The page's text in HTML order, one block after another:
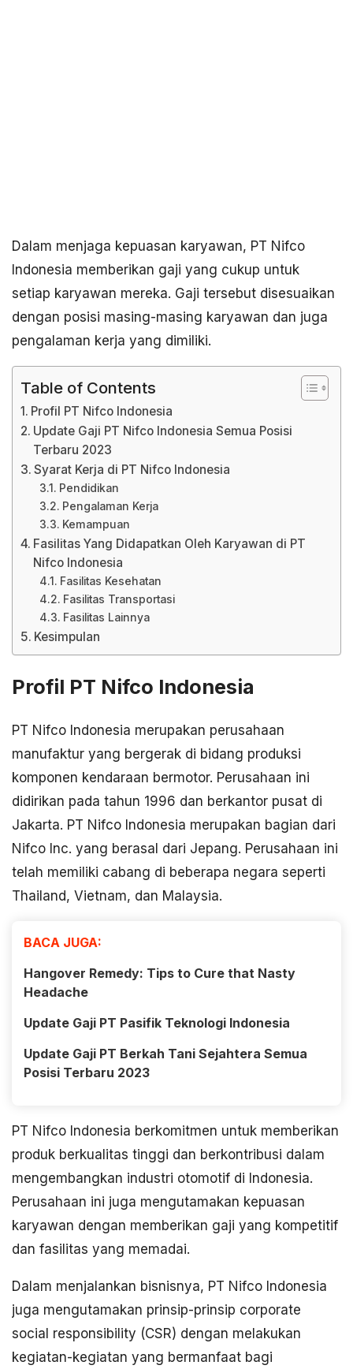
Dalam menjaga kepuasan karyawan, PT Nifco
Indonesia memberikan gaji yang cukup untuk
setiap karyawan mereka. Gaji tersebut disesuaikan
dengan posisi masing-masing karyawan dan juga
pengalaman kerja yang dimiliki.
Table of Contents
Profil PT Nifco Indonesia
Update Gaji PT Nifco Indonesia Semua Posisi
Terbaru 2023
Syarat Kerja di PT Nifco Indonesia
Pendidikan
Pengalaman Kerja
Kemampuan
Fasilitas Yang Didapatkan Oleh Karyawan di PT
Nifco Indonesia
Fasilitas Kesehatan
Fasilitas Transportasi
Fasilitas Lainnya
Kesimpulan
Profil PT Nifco Indonesia
PT Nifco Indonesia merupakan perusahaan
manufaktur yang bergerak di bidang produksi
komponen kendaraan bermotor. Perusahaan ini
didirikan pada tahun 1996 dan berkantor pusat di
Jakarta. PT Nifco Indonesia merupakan bagian dari
Nifco Inc. yang berasal dari Jepang. Perusahaan ini
telah memiliki cabang di beberapa negara seperti
Thailand, Vietnam, dan Malaysia.
BACA JUGA:
Hangover Remedy: Tips to Cure that Nasty
Headache
Update Gaji PT Pasifik Teknologi Indonesia
Update Gaji PT Berkah Tani Sejahtera Semua
Posisi Terbaru 2023
PT Nifco Indonesia berkomitmen untuk memberikan
produk berkualitas tinggi dan berkontribusi dalam
mengembangkan industri otomotif di Indonesia.
Perusahaan ini juga mengutamakan kepuasan
karyawan dengan memberikan gaji yang kompetitif
dan fasilitas yang memadai.
Dalam menjalankan bisnisnya, PT Nifco Indonesia
juga mengutamakan prinsip-prinsip corporate
social responsibility (CSR) dengan melakukan
kegiatan-kegiatan yang bermanfaat bagi